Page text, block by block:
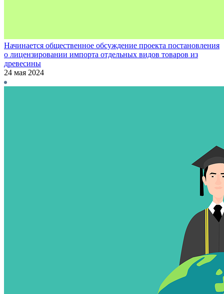
Начинается общественное обсуждение проекта постановления
о лицензировании импорта отдельных видов товаров из
древесины
24 мая 2024